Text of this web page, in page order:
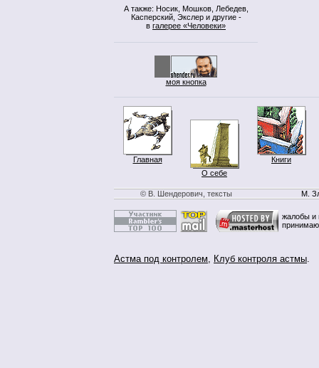
А также: Носик, Мошков, Лебедев,
Касперский, Экслер и другие -
в галерее «Человеки»
моя кнопка
Главная
О себе
Книги
© В. Шендерович, тексты М.
жалобы и
Астма под контролем, Клуб контроля астмы.